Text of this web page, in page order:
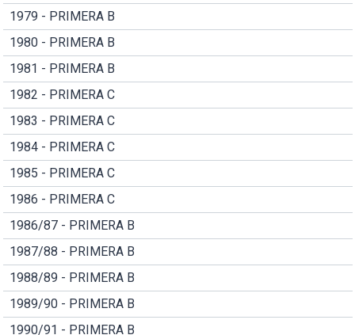
1979 - PRIMERA B
1980 - PRIMERA B
1981 - PRIMERA B
1982 - PRIMERA C
1983 - PRIMERA C
1984 - PRIMERA C
1985 - PRIMERA C
1986 - PRIMERA C
1986/87 - PRIMERA B
1987/88 - PRIMERA B
1988/89 - PRIMERA B
1989/90 - PRIMERA B
1990/91 - PRIMERA B